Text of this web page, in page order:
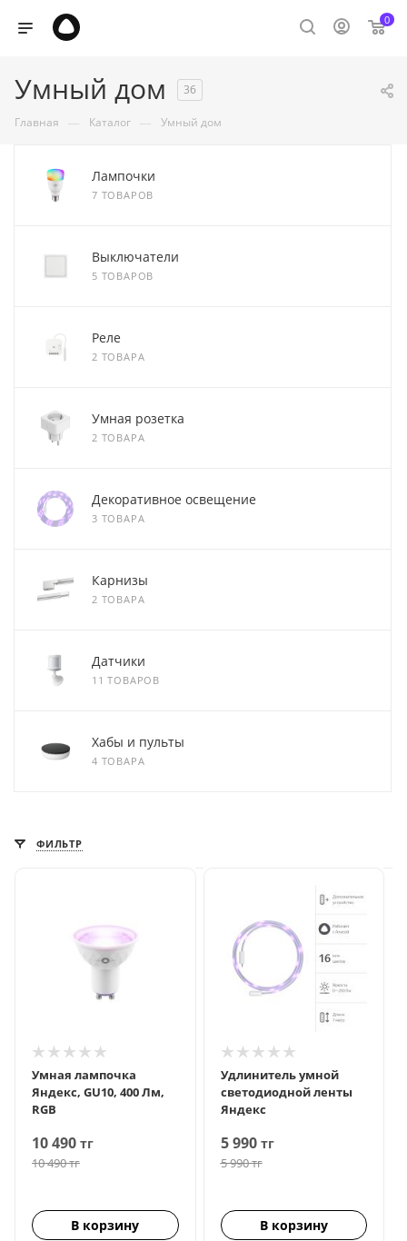
0
Умный дом 36
Главная — Каталог — Умный дом
Лампочки
7 ТОВАРОВ
Выключатели
5 ТОВАРОВ
Реле
2 ТОВАРА
Умная розетка
2 ТОВАРА
Декоративное освещение
3 ТОВАРА
Карнизы
2 ТОВАРА
Датчики
11 ТОВАРОВ
Хабы и пульты
4 ТОВАРА
ФИЛЬТР
Умная лампочка
Яндекс, GU10, 400 Лм,
RGB
10 490 тг
10 490тг
В корзину
Удлинитель умной
светодиодной ленты
Яндекс
5 990тг
5 990тг
В корзину